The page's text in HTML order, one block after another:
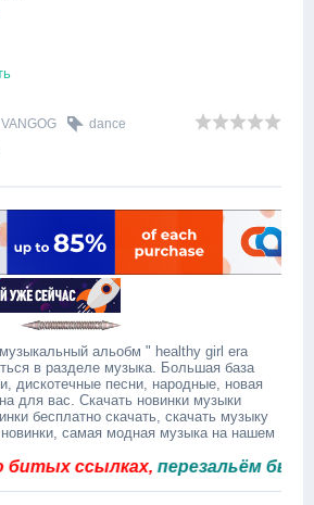
VANGOG
dance
альобм " healthy girl era
в разделе музыка. Большая база
дискотечные песни, народные, новая
для вас. Скачать новинки музыки
бесплатно скачать, скачать музыку
самая модная музыка на нашем
ссылках,перезальём быстро.